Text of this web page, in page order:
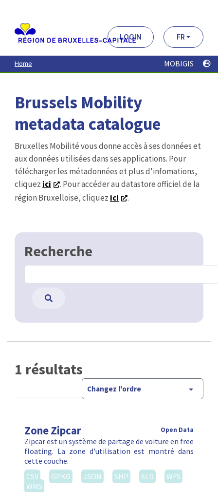
contenu
principal
LOGIN FR
Home MOBIGIS
Brussels Mobility
metadata catalogue
Bruxelles Mobilité vous donne accès à ses données et
aux données utilisées dans ses applications. Pour
télécharger les métadonnées et plus d'infomations,
cliquez ici
. Pour accéder au datastore officiel de la
région Bruxelloise, cliquez ici .
Recherche
1 résultats
Changez l'ordre
Zone Zipcar Open Data
Zipcar est un système de partage de voiture en free
floating. La zone d'utilisation est montré dans
cette couche.
CSV
GPKG JSON SHP SLD
WFS
WMS